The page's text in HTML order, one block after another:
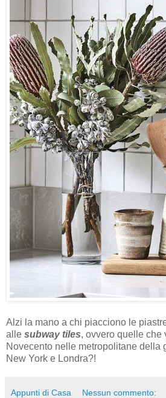
Alzi la mano a chi piacciono le
alle subway tiles, ovvero quelle che
Novecento nelle metropolitane della
New York e Londra?!
Appunti di Casa Nessun commento: